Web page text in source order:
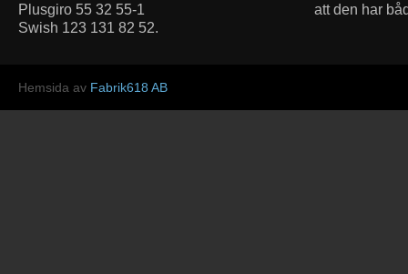
Plusgiro 55 32 55-1
Swish 123 131 82 52.
att den har
Hemsida av Fabrik618 AB